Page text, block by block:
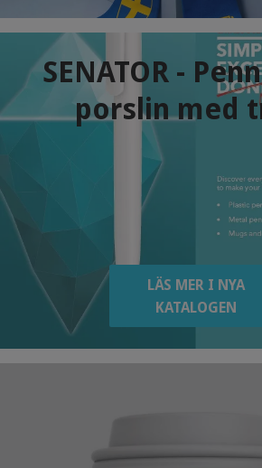
SENATOR -
porslin med
LÄS MER I NYA
KATALOGEN